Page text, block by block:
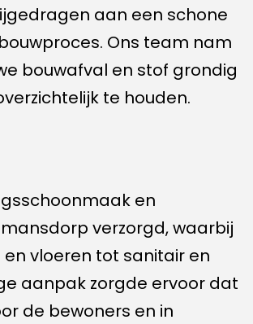
aan een schone
Ons team nam
bouwafval en stof grondig
te houden.
en
verzorgd, waarbij
vloeren tot sanitair en
aanpak zorgde ervoor dat
de bewoners en in